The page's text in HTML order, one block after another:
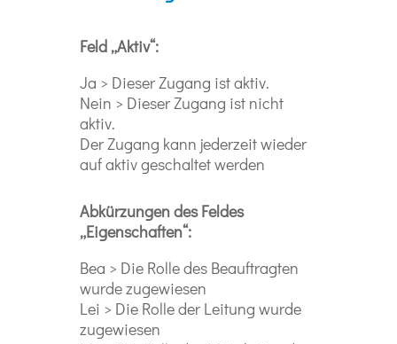
Feld „Aktiv“:
Ja > Dieser Zugang ist aktiv.
Nein > Dieser Zugang ist nicht
aktiv.
Der Zugang kann jederzeit wieder
auf aktiv geschaltet werden
Abkürzungen des Feldes
„Eigenschaften“:
Bea > Die Rolle des Beauftragten
wurde zugewiesen
Lei > Die Rolle der Leitung wurde
zugewiesen